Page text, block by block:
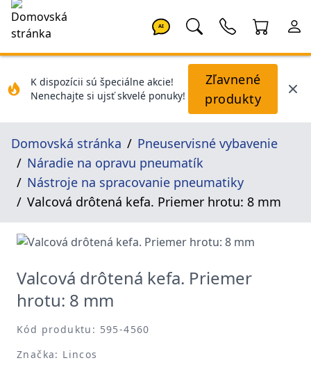
AI
K dispozícii sú špeciálne akcie!
Nenechajte si ujsť skvelé ponuky!
Zľavnené
produkty
Domovská stránka
Pneuservisné vybavenie
Náradie na opravu pneumatík
Nástroje na spracovanie pneumatiky
Valcová drôtená kefa. Priemer hrotu: 8 mm
Valcová drôtená kefa. Priemer
hrotu: 8 mm
Kód produktu: 595-4560
Značka: Lincos